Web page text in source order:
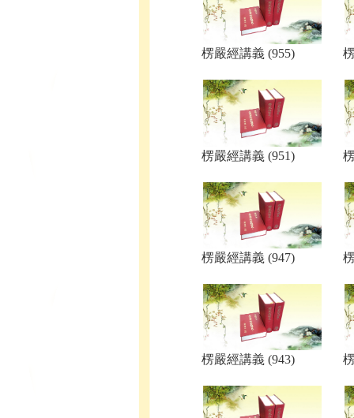
楞嚴經講義 (955)
楞嚴經講義 (951)
楞嚴經講義 (947)
楞嚴經講義 (943)